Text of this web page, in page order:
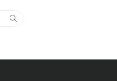
Search